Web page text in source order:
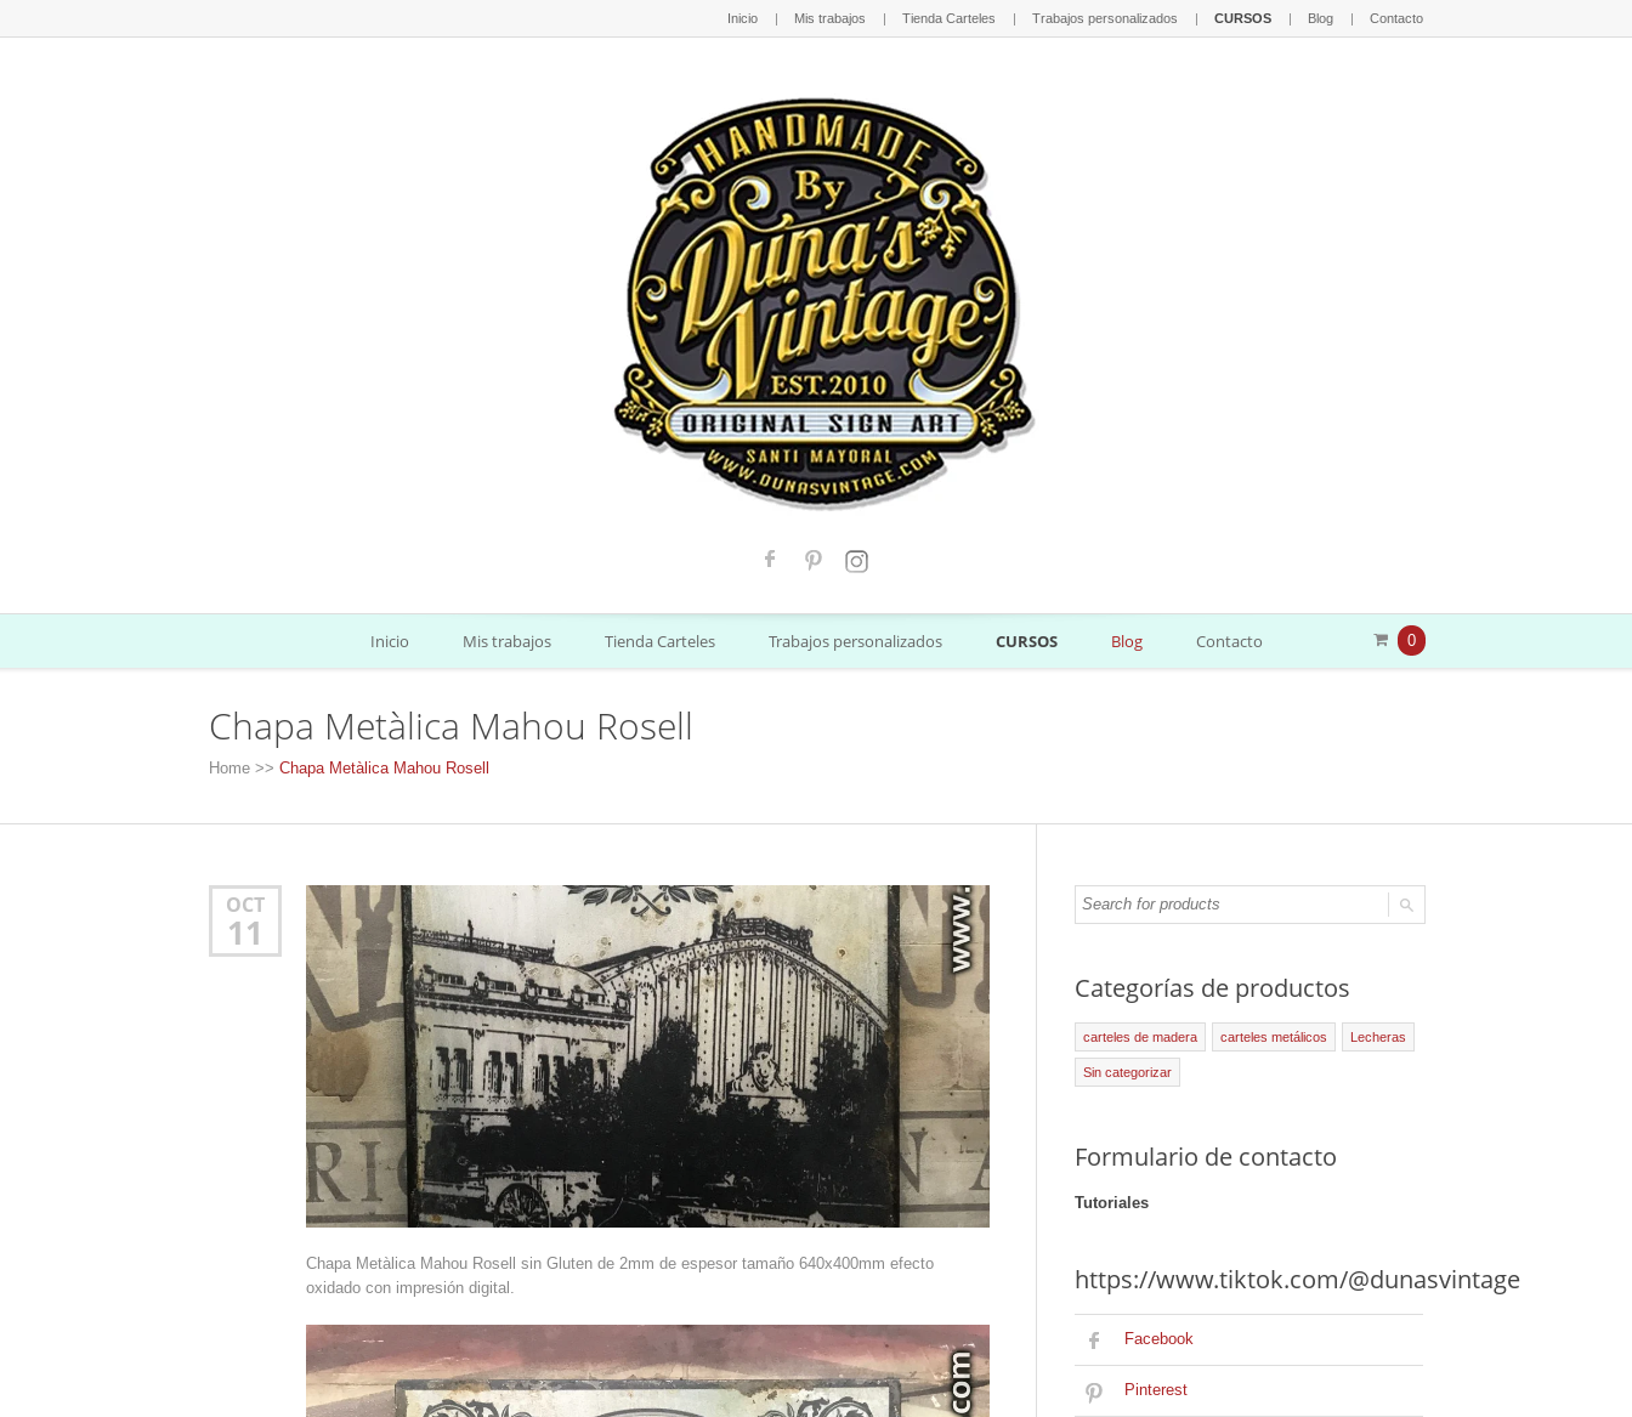
Inicio Mis trabajos Tienda Carteles Trabajos personalizados CURSOS Blog Contacto
0
Inicio Mis trabajos Tienda Carteles Trabajos personalizados CURSOS Blog Contacto
Chapa Metàlica Mahou Rosell
Home >> Chapa Metàlica Mahou Rosell
OCT
11
Chapa Metàlica Mahou Rosell sin Gluten de 2mm de espesor tamaño 640x400mm efecto
oxidado con impresión digital.
Categorías de productos
carteles de madera carteles metálicos Lecheras
Sin categorizar
Formulario de contacto
Tutoriales
https://www.tiktok.com/@dunasvintage
Facebook
Pinterest